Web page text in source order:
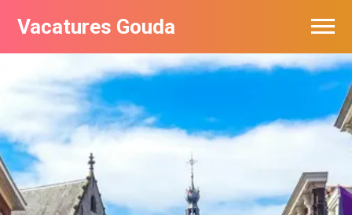
Vacatures Gouda
Vacatures per bedrijf in Gouda
De populairste vacatures in Gouda